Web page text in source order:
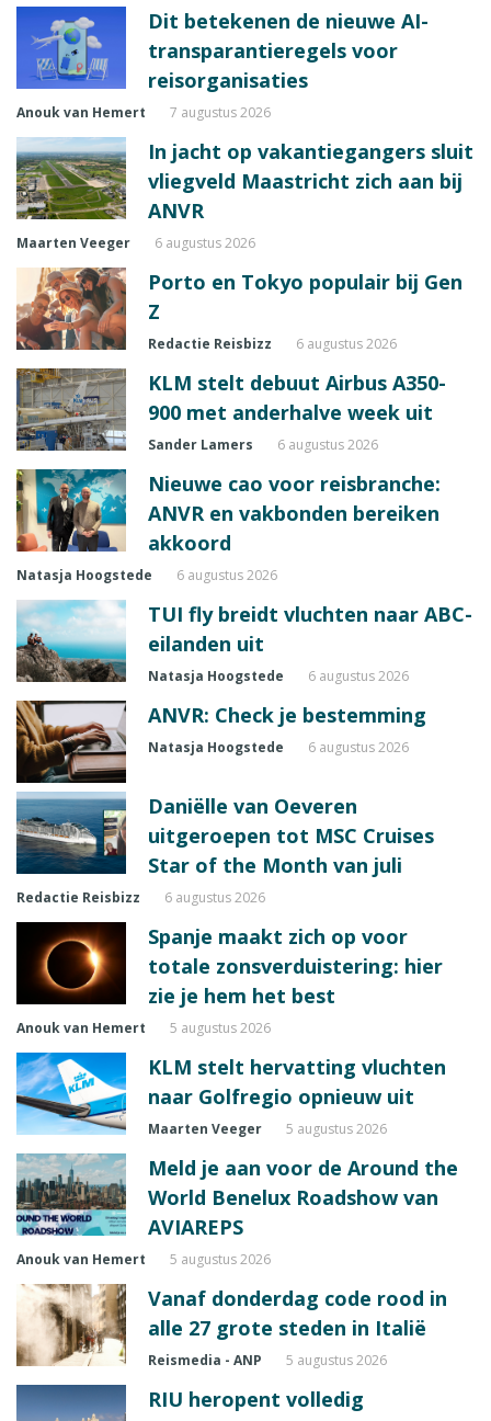
Dit betekenen de nieuwe AI-
transparantieregels voor
reisorganisaties
Anouk van Hemert 7 augustus 2026
In jacht op vakantiegangers sluit
vliegveld Maastricht zich aan bij
ANVR
Maarten Veeger 6 augustus 2026
Porto en Tokyo populair bij Gen
Z
Redactie Reisbizz 6 augustus 2026
KLM stelt debuut Airbus A350-
900 met anderhalve week uit
Sander Lamers 6 augustus 2026
Nieuwe cao voor reisbranche:
ANVR en vakbonden bereiken
akkoord
Natasja Hoogstede 6 augustus 2026
TUI fly breidt vluchten naar ABC-
eilanden uit
Natasja Hoogstede 6 augustus 2026
ANVR: Check je bestemming
Natasja Hoogstede 6 augustus 2026
Daniëlle van Oeveren
uitgeroepen tot MSC Cruises
Star of the Month van juli
Redactie Reisbizz 6 augustus 2026
Spanje maakt zich op voor
totale zonsverduistering: hier
zie je hem het best
Anouk van Hemert 5 augustus 2026
KLM stelt hervatting vluchten
naar Golfregio opnieuw uit
Maarten Veeger 5 augustus 2026
Meld je aan voor de Around the
World Benelux Roadshow van
AVIAREPS
Anouk van Hemert 5 augustus 2026
Vanaf donderdag code rood in
alle 27 grote steden in Italië
Reismedia - ANP 5 augustus 2026
RIU heropent volledig